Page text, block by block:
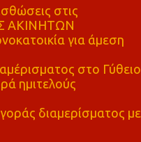
στις
ΑΚΙΝΗΤΩΝ
για άμεση
στο Γύθειο
ημιτελούς
διαμερίσματος με